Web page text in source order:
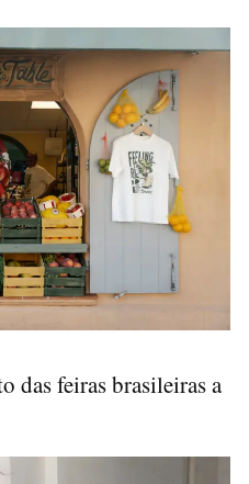
das feiras brasileiras a